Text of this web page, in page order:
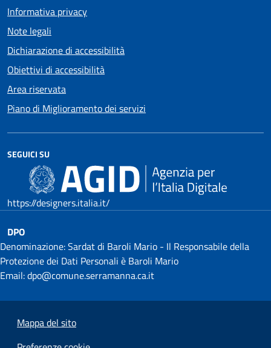
Informativa privacy
Note legali
Dichiarazione di accessibilità
Obiettivi di accessibilità
Area riservata
Piano di Miglioramento dei servizi
SEGUICI SU
https://designers.italia.it/
DPO
Denominazione: Sardat di Baroli Mario - Il Responsabile della
Protezione dei Dati Personali è Baroli Mario
Email: dpo@comune.serramanna.ca.it
Mappa del sito